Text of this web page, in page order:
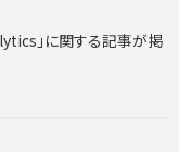
」に関する記事が掲